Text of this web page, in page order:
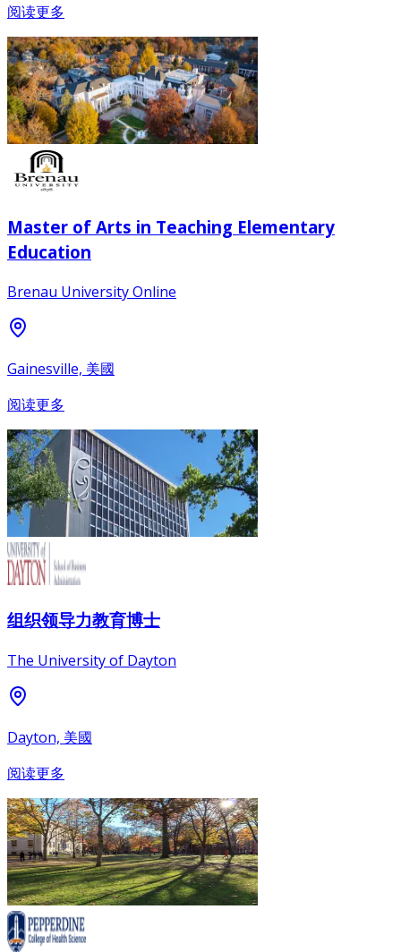
阅读更多
Master of Arts in Teaching Elementary
Education
Brenau University Online
Gainesville, 美國
阅读更多
组织领导力教育博士
The University of Dayton
Dayton, 美國
阅读更多